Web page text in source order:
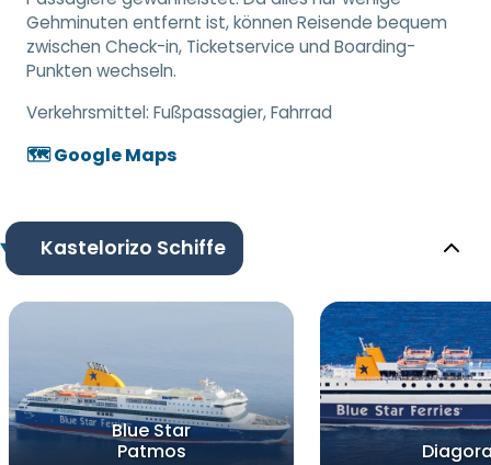
Gehminuten entfernt ist, können Reisende bequem
zwischen Check-in, Ticketservice und Boarding-
Punkten wechseln.
Verkehrsmittel: Fußpassagier, Fahrrad
🗺️ Google Maps
Kastelorizo Schiffe
Blue Star
Patmos